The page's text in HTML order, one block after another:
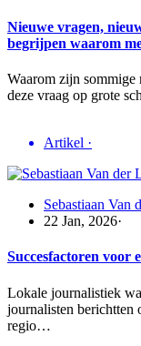
Nieuwe vragen,
begrijpen waarom
Waarom zijn sommige
deze vraag op grote
Artikel ·
Sebastiaan Van
22 Jan, 2026·
Succesfactoren voor
Lokale journalistiek
journalisten berichtten
regio…